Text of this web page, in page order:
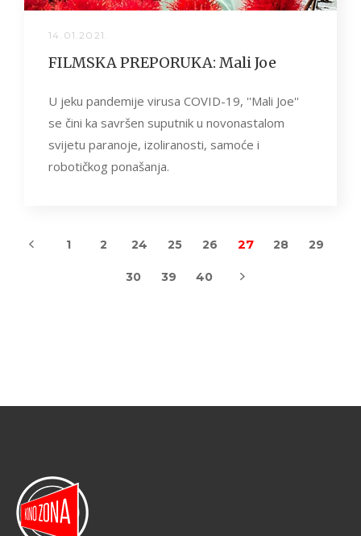
14.01.2021.
FILMSKA PREPORUKA: Mali Joe
U jeku pandemije virusa COVID-19, ''Mali Joe''
se čini ka savršen suputnik u novonastalom
svijetu paranoje, izoliranosti, samoće i
robotičkog ponašanja.
1 2 24 25 26 27 28 29
30 39 40